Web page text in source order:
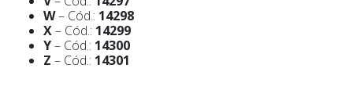
W– Cód.: 14298
X– Cód.: 14299
Y– Cód.: 14300
Z – Cód.: 14301